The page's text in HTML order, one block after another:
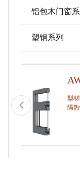
铝包木门窗
塑钢系列
型
隔